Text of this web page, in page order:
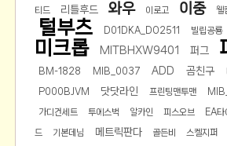
티드 리틀후드 와우 이로고 이중 웰
털부츠 D01DKA_DO2511 빌립공룡
미크롭
MITBHXW9401 퍼그
BM-1828 MIB_0037 ADD 곰친구
P000BJVM 닷닷라인 프린팅맨투맨
가디건세트 투에스벅 알카인 피스오브 EA타
드 기본데님 메트릭판다 골든비 스켈지퍼
산더미 소고기 등심세트 1kg 토시+부채+갈비+우삼겹 등
에이수스 2024 TUF 게이밍 A16 라이젠9 라이
필터 없는 트레비 방수비데 UB-1000 자가설치 - 원팡
SD 카드 EMMC 연결 pcb 선 - 원팡
암바사 제로 345ml, 24개 - 원팡
빨간 사과 5kg (24-26과내외) - 원팡
알리 15.6 인치 터치 스크린 휴대용 포터블 모니터